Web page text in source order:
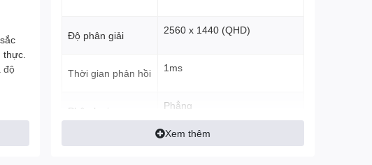
độ
Độ phân giải 2560 x 1440 (QHD)
Thời gian phản hồi 1ms
Phân loại Phẳng
Độ tương phản
Xem thêm